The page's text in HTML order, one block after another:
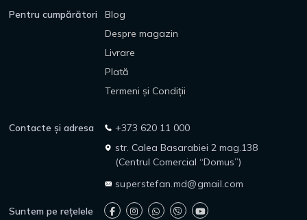
Pentru cumpărători
Blog
Despre magazin
Livrare
Plată
Termeni și Condiții
Contacte și adresa
+373 620 11 000
str. Calea Basarabiei 2 mag.138
(Centrul Comercial “Domus”)
superstefan.md@gmail.com
Suntem pe rețelele